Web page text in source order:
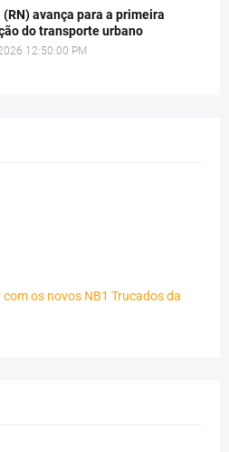
avança para a primeira
do transporte urbano
12:50:00 PM
os novos NB1 Trucados da